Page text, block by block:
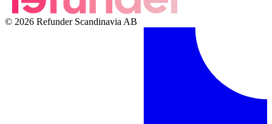
© 2026 Refunder Scandinavia AB